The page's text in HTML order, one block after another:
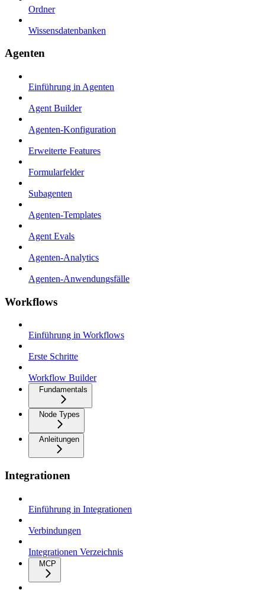
Ordner
Wissensdatenbanken
Agenten
Einführung in Agenten
Agent Builder
Agenten-Konfiguration
Erweiterte Features
Formularfelder
Subagenten
Agenten-Templates
Agent Evals
Agenten-Analytics
Agenten-Anwendungsfälle
Workflows
Einführung in Workflows
Erste Schritte
Workflow Builder
Fundamentals
Node Types
Anleitungen
Integrationen
Einführung in Integrationen
Verbindungen
Integrationen Verzeichnis
MCP